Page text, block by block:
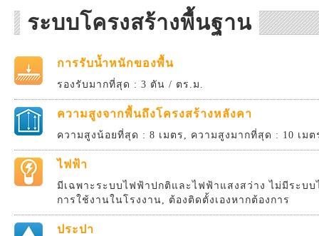
ระบบโครงสร้างพื้นฐาน
การรับน้ำหนักของพื้น
รองรับมากที่สุด : 3 ตัน / ตร.ม.
ความสูงจากพื้นถึงโครงสร้างหลังคา
ความสูงน้อยที่สุด : 8 เมตร, ความสูงมากที่สุด : 10 เมต
ไฟฟ้า
มีเฉพาะระบบไฟฟ้าปกติและไฟฟ้าแสงสว่าง ไม่มีระบ
การใช้งานในโรงงาน, ต้องติดตั้งเองหากต้องการ
ประปา